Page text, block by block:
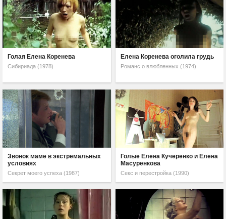
Голая Елена Коренева
Сибириада (1978)
Елена Коренева оголила грудь
Романс о влюбленных (1974)
Звонок маме в экстремальных
условиях
Секрет моего успеха (1987)
Голые Елена Кучеренко и Елена
Масуренкова
Секс и перестройка (1990)